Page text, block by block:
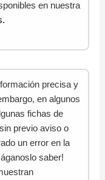
en nuestra
precisa y
en algunos
fichas de
previo aviso o
un error en la
saber!